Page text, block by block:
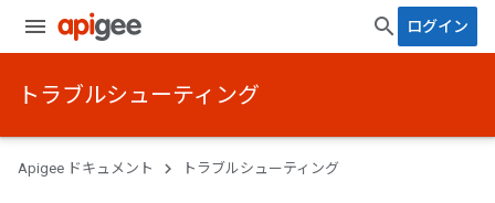
ログイン
トラブルシューティング
Apigee ドキュメント トラブルシューティング